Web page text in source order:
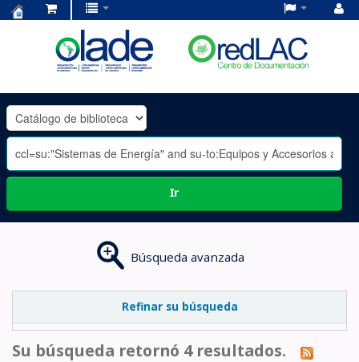
OLADE
-
Ir
Búsqueda avanzada
Refinar su búsqueda
Su búsqueda retornó 4 resultados.